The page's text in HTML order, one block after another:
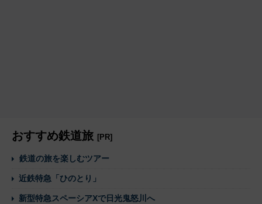
おすすめ鉄道旅 [PR]
鉄道の旅を楽しむツアー
近鉄特急「ひのとり」
新型特急スペーシアXで日光鬼怒川へ